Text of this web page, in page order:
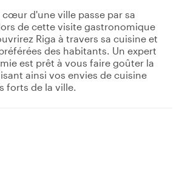
cœur d'une ville passe par sa
de cette visite gastronomique
Riga à travers sa cuisine et
des habitants. Un expert
est prêt à vous faire goûter la
ainsi vos envies de cuisine
forts de la ville.